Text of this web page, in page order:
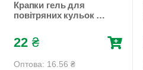
Крапки гель для
повітряних кульок на
22 ₴
Оптова: 16.56 ₴